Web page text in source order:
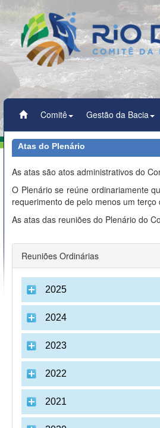
Comitê Gestão da Bacia
Atas do Plenário
As atas são atos administrativos do
O Plenário se reúne ordinariamente
requerimento de pelo menos um
As atas das reuniões do Plenário do
Reuniões Ordinárias
2025
2024
2023
2022
2021